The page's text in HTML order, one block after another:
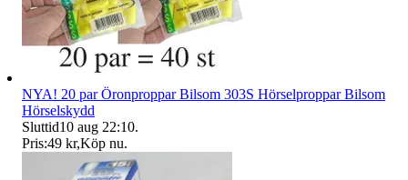
NYA! 20 par Öronproppar Bilsom 303S Hörselproppar Bilsom
Hörselskydd
Sluttid10 aug 22:10.
Pris:49 kr,Köp nu.